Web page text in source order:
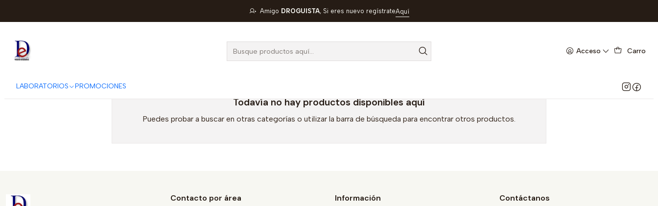
Acceso Carro
LABORATORIOS PROMOCIONES
Amigo DROGUISTA, Si eres nuevo regístrateAquí
Inicio RYMCO
RYMCO
Todavía no hay productos disponibles aquí
Puedes probar a buscar en otras categorías o utilizar la barra de búsqueda para encontrar otros productos.
Contacto por área Información Contáctanos